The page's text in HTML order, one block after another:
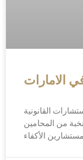
الامارات
القانونية
من المحامين
الأكفاء